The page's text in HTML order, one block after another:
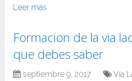
Leer más
Formacion de la via
que debes saber
septiembre 9, 2017 Vía